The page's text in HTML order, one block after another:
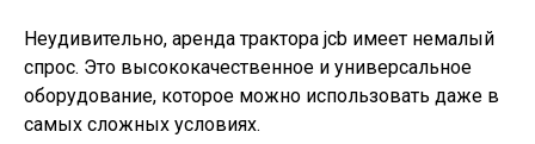
Неудивительно, аренда трактора jcb имеет немалый
спрос. Это высококачественное и универсальное
оборудование, которое можно использовать даже в
самых сложных условиях.